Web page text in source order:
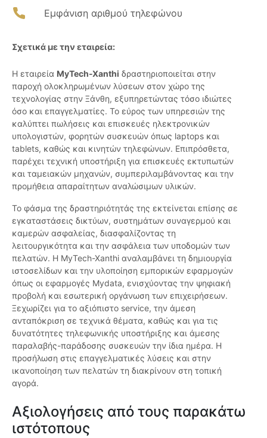
Εμφάνιση αριθμού τηλεφώνου
Σχετικά με την εταιρεία:
Η εταιρεία MyTech-Xanthi δραστηριοποιείται στην
παροχή ολοκληρωμένων λύσεων στον χώρο της
τεχνολογίας στην Ξάνθη, εξυπηρετώντας τόσο ιδιώτες
όσο και επαγγελματίες. Το εύρος των υπηρεσιών της
καλύπτει πωλήσεις και επισκευές ηλεκτρονικών
υπολογιστών, φορητών συσκευών όπως laptops και
tablets, καθώς και κινητών τηλεφώνων. Επιπρόσθετα,
παρέχει τεχνική υποστήριξη για επισκευές εκτυπωτών
και ταμειακών μηχανών, συμπεριλαμβάνοντας και την
προμήθεια απαραίτητων αναλώσιμων υλικών.
Το φάσμα της δραστηριότητάς της εκτείνεται επίσης σε
εγκαταστάσεις δικτύων, συστημάτων συναγερμού και
καμερών ασφαλείας, διασφαλίζοντας τη
λειτουργικότητα και την ασφάλεια των υποδομών των
πελατών. Η MyTech-Xanthi αναλαμβάνει τη δημιουργία
ιστοσελίδων και την υλοποίηση εμπορικών εφαρμογών
όπως οι εφαρμογές Mydata, ενισχύοντας την ψηφιακή
προβολή και εσωτερική οργάνωση των επιχειρήσεων.
Ξεχωρίζει για το αξιόπιστο service, την άμεση
ανταπόκριση σε τεχνικά θέματα, καθώς και για τις
δυνατότητες τηλεφωνικής υποστήριξης και άμεσης
παραλαβής-παράδοσης συσκευών την ίδια ημέρα. Η
προσήλωση στις επαγγελματικές λύσεις και στην
ικανοποίηση των πελατών τη διακρίνουν στη τοπική
αγορά.
Αξιολογήσεις από τους παρακάτω
ιστότοπους